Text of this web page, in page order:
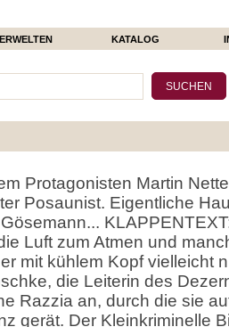
KATALOG
Protagonisten Martin
Posaunist. Eigentliche
Luft zum Atmen und
mit kühlem Kopf vielleicht
die Leiterin des
Razzia an, durch die sie
gerät. Der Kleinkriminelle